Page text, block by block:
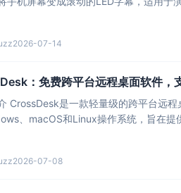
2026-07-14
：免费跨平台远程桌面软件，
CrossDesk是一款轻量级的跨平台远程
、macOS和Linux操作系统，旨在提
2026-07-08